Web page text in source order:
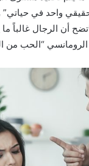
واحد في حياتي” و
أن الرجال غالباً
“الحب من